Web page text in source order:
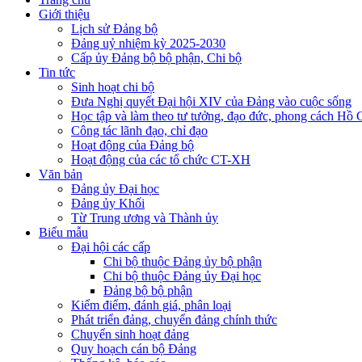
Giới thiệu
Lịch sử Đảng bộ
Đảng uỷ nhiệm kỳ 2025-2030
Cấp ủy Đảng bộ bộ phận, Chi bộ
Tin tức
Sinh hoạt chi bộ
Đưa Nghị quyết Đại hội XIV của Đảng vào cuộc sống
Học tập và làm theo tư tưởng, đạo đức, phong cách Hồ
Công tác lãnh đạo, chỉ đạo
Hoạt động của Đảng bộ
Hoạt động của các tổ chức CT-XH
Văn bản
Đảng ủy Đại học
Đảng ủy Khối
Từ Trung ương và Thành ủy
Biểu mẫu
Đại hội các cấp
Chi bộ thuộc Đảng ủy bộ phận
Chi bộ thuộc Đảng ủy Đại học
Đảng bộ bộ phận
Kiểm điểm, đánh giá, phân loại
Phát triển đảng, chuyển đảng chính thức
Chuyển sinh hoạt đảng
Quy hoạch cán bộ Đảng